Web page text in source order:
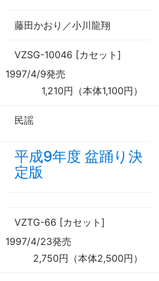
藤田かおり／小川龍翔
VZSG-10046 [カセット]
1997/4/9発売
1,210円（本体1,100円）
民謡
平成9年度 盆踊り決
定版
VZTG-66 [カセット]
1997/4/23発売
2,750円（本体2,500円）